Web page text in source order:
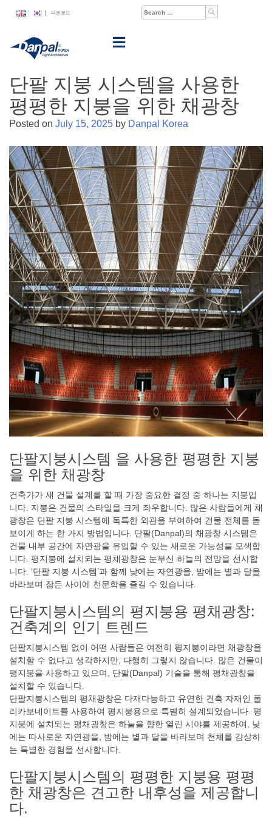
content
Search
다운로드
단팔 지붕 시스템을 사용한
평평한 지붕을 위한 채광창
Posted on July 15, 2025 by Danpal Korea
단팔지붕시스템 을 사용한 평평한 지붕
을 위한 채광창
건축가가 새 건물 설계를 할 때 가장 중요한 결정 중 하나는 지붕입
니다. 지붕은 건물의 스타일을 크게 좌우합니다. 많은 사람들에게 채
광창은 단팔 지붕 시스템에 독특한 외관을 부여하여 건물 전체를 돋
보이게 하는 한 가지 방법입니다. 단팔(Danpal)의 채광창 시스템은
건물 내부 공간에 자연광을 유입할 수 있는 새로운 가능성을 모색합
니다. 평지붕에 설치되는 평채광창은 눈부신 하늘의 전망을 선사합
니다. ‘단팔 지붕 시스템’과 함께 낮에는 자연광을, 밤에는 별과 달을
바라보며 잠든 사이에 천문학을 즐길 수 있습니다.
단팔지붕시스템의 평지붕용 평채광창:
건축계의 인기 트렌드
단팔지붕시스템 없이 어떤 사람들은 여전히 ​​평지붕이라면 채광창을
설치할 수 없다고 생각하지만, 다행히 그렇지 않습니다. 많은 건물이
평지붕을 사용하고 있으며, 단팔(Danpal) 기술을 통해 평채광창을
설치할 수 있습니다.
단팔지붕시스템의 평채광창은 다재다능하고 유연한 건축 자재인 폴
리카보네이트를 사용하여 평지붕용으로 특별히 설계되었습니다. 평
지붕에 설치되는 평채광창은 하늘을 향한 열린 시야를 제공하여, 낮
에는 따사로운 자연광을, 밤에는 별과 달을 바라보며 천체를 감상하
는 특별한 경험을 선사합니다.
단팔지붕시스템의 평평한 지붕용 평평
한 채광창은 견고한 내후성을 제공합니
다.